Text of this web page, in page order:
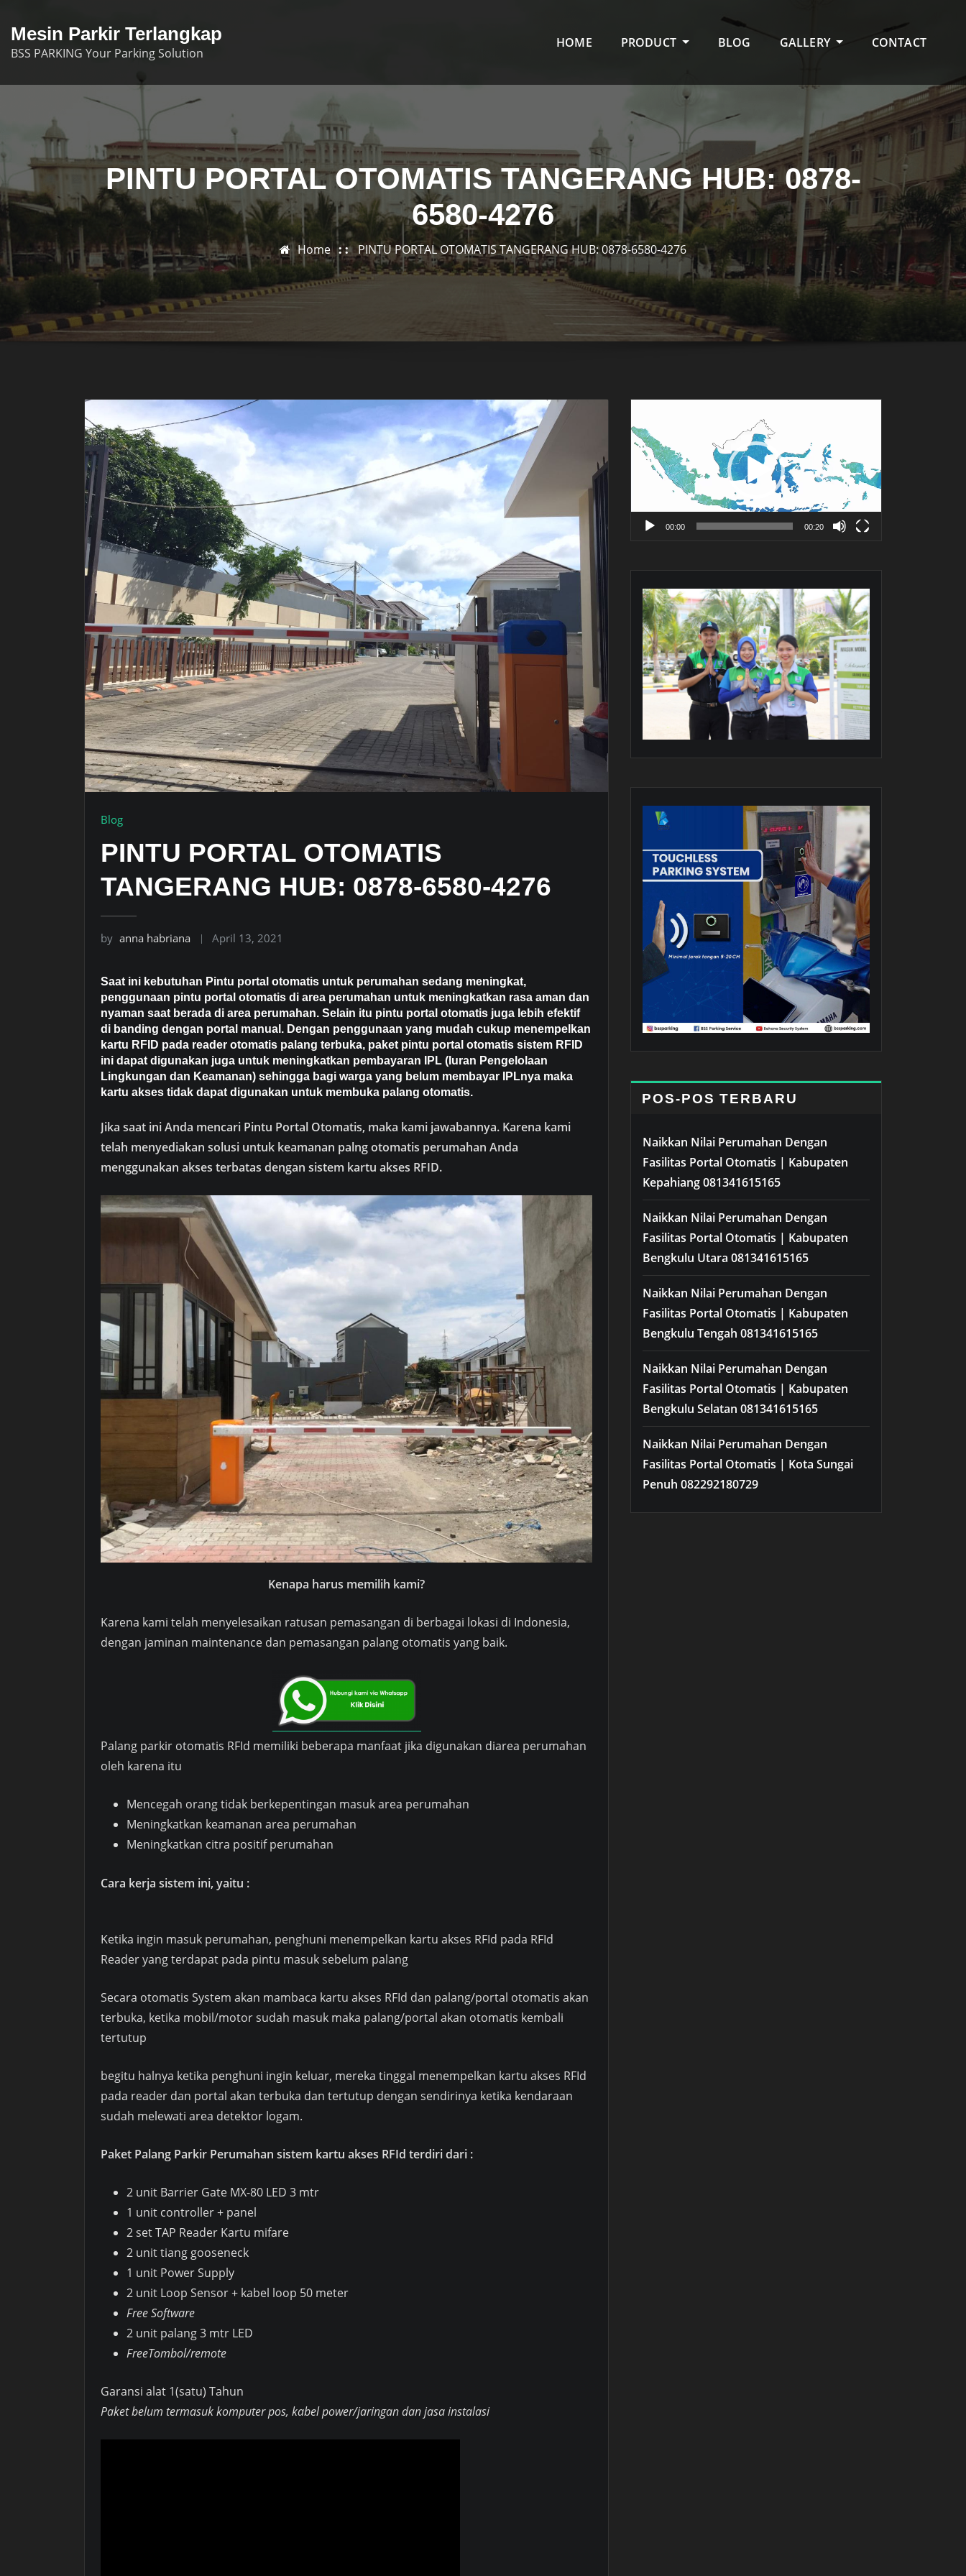
content
Mesin Parkir Terlangkap
BSS PARKING Your Parking Solution
HOME PRODUCT BLOG GALLERY CONTACT
PINTU PORTAL OTOMATIS TANGERANG HUB: 0878-
6580-4276
Home PINTU PORTAL OTOMATIS TANGERANG HUB: 0878-6580-4276
Blog
PINTU PORTAL OTOMATIS
TANGERANG HUB: 0878-6580-4276
by anna habriana April 13, 2021
Saat ini kebutuhan Pintu portal otomatis untuk perumahan sedang meningkat,
penggunaan pintu portal otomatis di area perumahan untuk meningkatkan rasa aman dan
nyaman saat berada di area perumahan. Selain itu pintu portal otomatis juga lebih efektif
di banding dengan portal manual. Dengan penggunaan yang mudah cukup menempelkan
kartu RFID pada reader otomatis palang terbuka, paket pintu portal otomatis sistem RFID
ini dapat digunakan juga untuk meningkatkan pembayaran IPL (Iuran Pengelolaan
Lingkungan dan Keamanan) sehingga bagi warga yang belum membayar IPLnya maka
kartu akses tidak dapat digunakan untuk membuka palang otomatis.
Jika saat ini Anda mencari Pintu Portal Otomatis, maka kami jawabannya. Karena kami
telah menyediakan solusi untuk keamanan palng otomatis perumahan Anda
menggunakan akses terbatas dengan sistem kartu akses RFID.
Kenapa harus memilih kami?
Karena kami telah menyelesaikan ratusan pemasangan di berbagai lokasi di Indonesia,
dengan jaminan maintenance dan pemasangan palang otomatis yang baik.
Palang parkir otomatis RFId memiliki beberapa manfaat jika digunakan diarea perumahan
oleh karena itu
Mencegah orang tidak berkepentingan masuk area perumahan
Meningkatkan keamanan area perumahan
Meningkatkan citra positif perumahan
Cara kerja sistem ini, yaitu :
Ketika ingin masuk perumahan, penghuni menempelkan kartu akses RFId pada RFId
Reader yang terdapat pada pintu masuk sebelum palang
Secara otomatis System akan mambaca kartu akses RFId dan palang/portal otomatis akan
terbuka, ketika mobil/motor sudah masuk maka palang/portal akan otomatis kembali
tertutup
begitu halnya ketika penghuni ingin keluar, mereka tinggal menempelkan kartu akses RFId
pada reader dan portal akan terbuka dan tertutup dengan sendirinya ketika kendaraan
sudah melewati area detektor logam.
Paket Palang Parkir Perumahan sistem kartu akses RFId terdiri dari :
2 unit Barrier Gate MX-80 LED 3 mtr
1 unit controller + panel
2 set TAP Reader Kartu mifare
2 unit tiang gooseneck
1 unit Power Supply
2 unit Loop Sensor + kabel loop 50 meter
Free Software
2 unit palang 3 mtr LED
FreeTombol/remote
Garansi alat 1(satu) Tahun
Paket belum termasuk komputer pos, kabel power/jaringan dan jasa instalasi
Video
00:00 00:20
POS-POS TERBARU
Naikkan Nilai Perumahan Dengan
Fasilitas Portal Otomatis | Kabupaten
Kepahiang 081341615165
Naikkan Nilai Perumahan Dengan
Fasilitas Portal Otomatis | Kabupaten
Bengkulu Utara 081341615165
Naikkan Nilai Perumahan Dengan
Fasilitas Portal Otomatis | Kabupaten
Bengkulu Tengah 081341615165
Naikkan Nilai Perumahan Dengan
Fasilitas Portal Otomatis | Kabupaten
Bengkulu Selatan 081341615165
Naikkan Nilai Perumahan Dengan
Fasilitas Portal Otomatis | Kota Sungai
Penuh 082292180729